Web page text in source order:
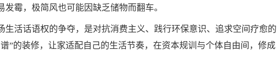
发霉，极简风也可能因缺乏储物而翻车。
生活话语权的争夺，是对抗消费主义、践行环保意识、追求空间疗愈的
”的装修，让家适配自己的生活节奏，在资本规训与个体自由间，修成